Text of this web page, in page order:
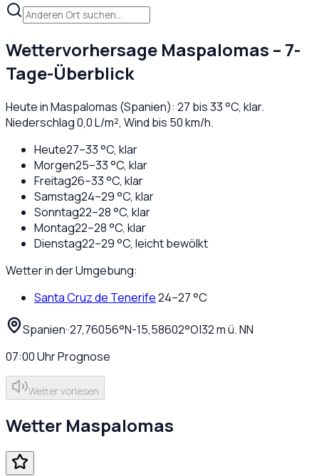
Wettervorhersage Maspalomas – 7-
Tage-Überblick
Heute inMaspalomas (Spanien): 27 bis33°C, klar.
Niederschlag0,0L/m², Wind bis 50km/h.
Heute27–33°C, klar
Morgen25–33°C, klar
Freitag26–33°C, klar
Samstag24–29°C, klar
Sonntag22–28°C, klar
Montag22–28°C, klar
Dienstag22–29°C, leicht bewölkt
Wetter in der Umgebung:
Santa Cruz de Tenerife24–27°C
Spanien··27,76056°N-15,58602°O|32m ü. NN
07:00UhrPrognose
Wetter vorlesen
Wetter Maspalomas